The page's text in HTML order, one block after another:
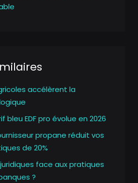
accélèrent la
bleu EDF pro évolue en 2026
propane réduit vos
de 20%
face aux pratiques
?